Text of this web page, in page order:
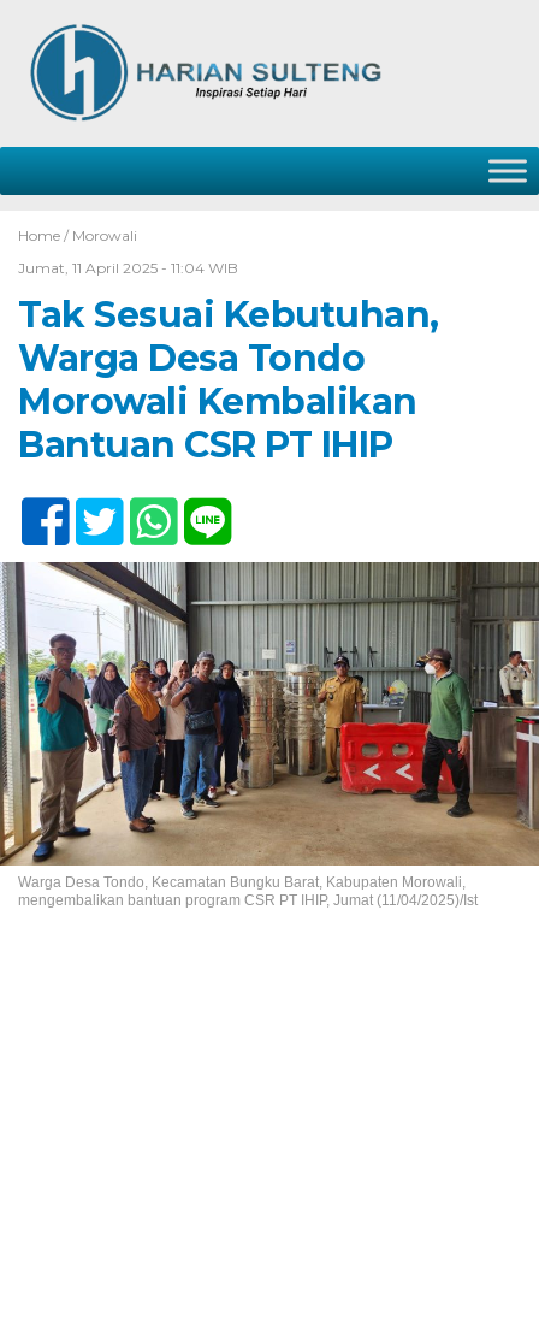
Home / Morowali
Jumat, 11 April 2025 - 11:04 WIB
Tak Sesuai Kebutuhan,
Warga Desa Tondo
Morowali Kembalikan
Bantuan CSR PT IHIP
Warga Desa Tondo, Kecamatan Bungku Barat, Kabupaten Morowali,
mengembalikan bantuan program CSR PT IHIP, Jumat (11/04/2025)/Ist